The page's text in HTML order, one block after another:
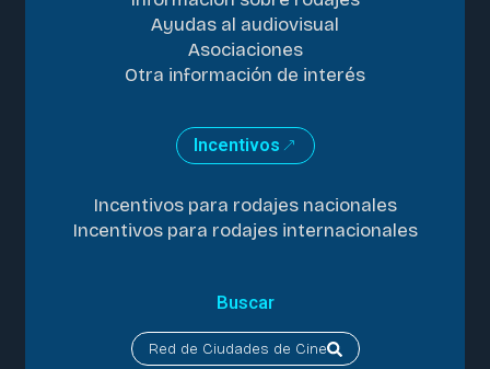
Ayudas al audiovisual
Asociaciones
Otra información de interés
Incentivos
Incentivos para rodajes nacionales
Incentivos para rodajes internacionales
Buscar
Red de Ciudades de Cine